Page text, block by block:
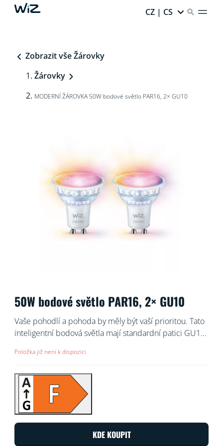
CZ | CS
Zobrazit vše Žárovky
Žárovky
MODERNÍ ŽÁROVKA 50W bodové světlo PAR16, 2× GU10
50W bodové světlo PAR16, 2× GU10
Vaše pohodlí a pohoda by měly být vaší prioritou. Tato
inteligentní bodová světla mají standardní patici GU10,
z opravdového skla, které jim propůjčují nádech
nadstandardu – bílé světlo, které se dá nastavit podle
vašich potřeb a nálady. Když potřebujete zabrat v práci,
naplánujte studené bílé světlo. Když máte chuť si
odpočinout a relaxovat, nastavte si příjemnou teplou
bílou. Prostě žijte díky tomuto světlu doma naplno
a s maximální mírou pohodlí. Všech 16 milionů barev
Položka již není k dispozici
KDE KOUPIT